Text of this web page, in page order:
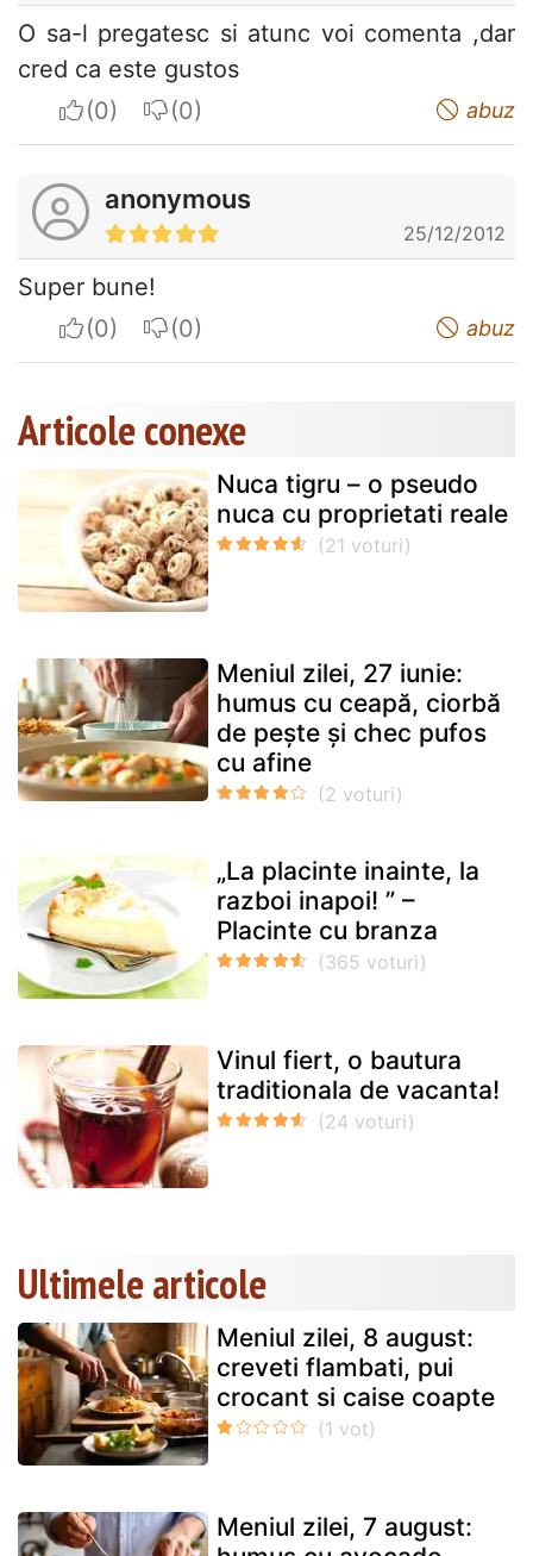
O sa-l pregatesc si atunc voi comenta ,dar
cred ca este gustos
I apreciateI do not appreciate abuz
anonymous
25/12/2012
Super bune!
I apreciateI do not appreciate abuz
Articole conexe
Nuca tigru – o pseudo
nuca cu proprietati reale
Meniul zilei, 27 iunie:
humus cu ceapă, ciorbă
de pește și chec pufos
cu afine
„La placinte inainte, la
razboi inapoi! ” –
Placinte cu branza
Vinul fiert, o bautura
traditionala de vacanta!
Ultimele articole
Meniul zilei, 8 august:
creveti flambati, pui
crocant si caise coapte
Meniul zilei, 7 august: